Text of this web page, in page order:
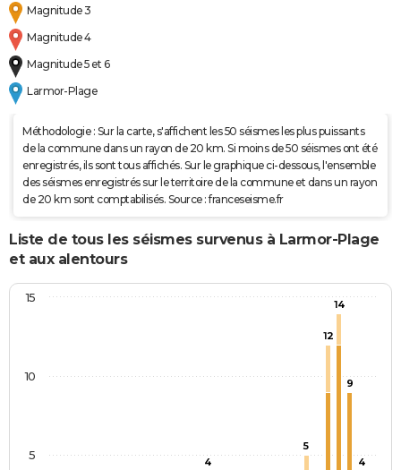
Magnitude 3
Magnitude 4
Magnitude 5 et 6
Larmor-Plage
Méthodologie : Sur la carte, s'affichent les 50 séismes les plus puissants
de la commune dans un rayon de 20 km. Si moins de 50 séismes ont été
enregistrés, ils sont tous affichés. Sur le graphique ci-dessous, l'ensemble
des séismes enregistrés sur le territoire de la commune et dans un rayon
de 20 km sont comptabilisés. Source : franceseisme.fr
Liste de tous les séismes survenus à Larmor-Plage
et aux alentours
4
5
12
14
9
4
5
10
15